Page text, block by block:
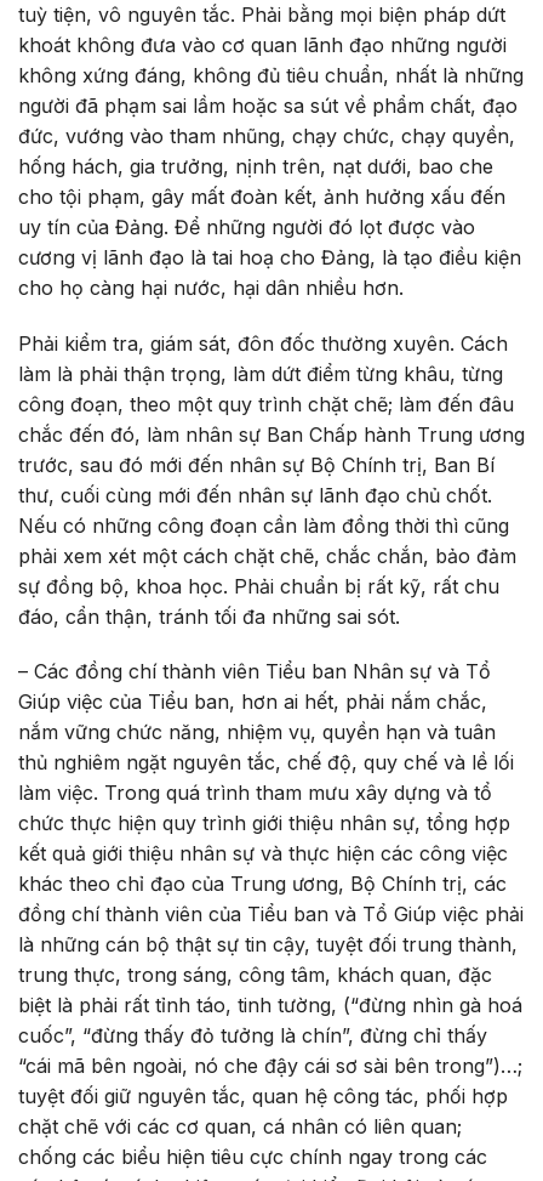
tuỳ tiện, vô nguyên tắc. Phải bằng mọi biện pháp dứt
khoát không đưa vào cơ quan lãnh đạo những người
không xứng đáng, không đủ tiêu chuẩn, nhất là những
người đã phạm sai lầm hoặc sa sút về phẩm chất, đạo
đức, vướng vào tham nhũng, chạy chức, chạy quyền,
hống hách, gia trưởng, nịnh trên, nạt dưới, bao che
cho tội phạm, gây mất đoàn kết, ảnh hưởng xấu đến
uy tín của Đảng. Để những người đó lọt được vào
cương vị lãnh đạo là tai hoạ cho Đảng, là tạo điều kiện
cho họ càng hại nước, hại dân nhiều hơn.
Phải kiểm tra, giám sát, đôn đốc thường xuyên. Cách
làm là phải thận trọng, làm dứt điểm từng khâu, từng
công đoạn, theo một quy trình chặt chẽ; làm đến đâu
chắc đến đó, làm nhân sự Ban Chấp hành Trung ương
trước, sau đó mới đến nhân sự Bộ Chính trị, Ban Bí
thư, cuối cùng mới đến nhân sự lãnh đạo chủ chốt.
Nếu có những công đoạn cần làm đồng thời thì cũng
phải xem xét một cách chặt chẽ, chắc chắn, bảo đảm
sự đồng bộ, khoa học. Phải chuẩn bị rất kỹ, rất chu
đáo, cẩn thận, tránh tối đa những sai sót.
– Các đồng chí thành viên Tiểu ban Nhân sự và Tổ
Giúp việc của Tiểu ban, hơn ai hết, phải nắm chắc,
nắm vững chức năng, nhiệm vụ, quyền hạn và tuân
thủ nghiêm ngặt nguyên tắc, chế độ, quy chế và lề lối
làm việc. Trong quá trình tham mưu xây dựng và tổ
chức thực hiện quy trình giới thiệu nhân sự, tổng hợp
kết quả giới thiệu nhân sự và thực hiện các công việc
khác theo chỉ đạo của Trung ương, Bộ Chính trị, các
đồng chí thành viên của Tiểu ban và Tổ Giúp việc phải
là những cán bộ thật sự tin cậy, tuyệt đối trung thành,
trung thực, trong sáng, công tâm, khách quan, đặc
biệt là phải rất tỉnh táo, tinh tường, (“đừng nhìn gà hoá
cuốc”, “đừng thấy đỏ tưởng là chín”, đừng chỉ thấy
“cái mã bên ngoài, nó che đậy cái sơ sài bên trong”)…;
tuyệt đối giữ nguyên tắc, quan hệ công tác, phối hợp
chặt chẽ với các cơ quan, cá nhân có liên quan;
chống các biểu hiện tiêu cực chính ngay trong các